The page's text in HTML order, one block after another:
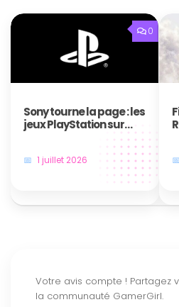
0
Sony tourne la page : les
jeux PlayStation sur
disque, c’est bientôt fini
1 juillet 2026